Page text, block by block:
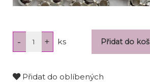
ks
Přidat do oblíbených